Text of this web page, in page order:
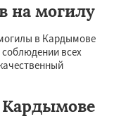
на могилу
в Кардымове
всех